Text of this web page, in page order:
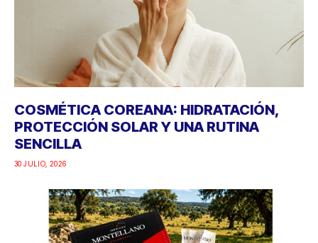
COSMÉTICA COREANA: HIDRATACIÓN,
PROTECCIÓN SOLAR Y UNA RUTINA
SENCILLA
30 JULIO, 2026